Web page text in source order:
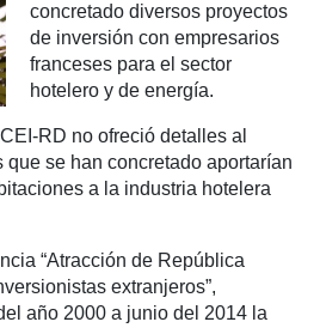
concretado diversos proyectos
de inversión con empresarios
franceses para el sector
hotelero y de energía.
RD no ofreció detalles al
que se han concretado aportarían
a la industria hotelera
“Atracción de República
extranjeros”,
año 2000 a junio del 2014 la